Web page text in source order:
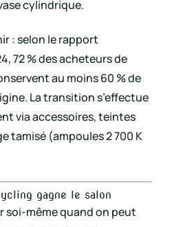
cylindrique.
: selon le rapport
72 % des acheteurs de
au moins 60 % de
La transition s’effectue
via accessoires, teintes
tamisé (ampoules 2 700 K
gagne le salon
soi-même quand on peut